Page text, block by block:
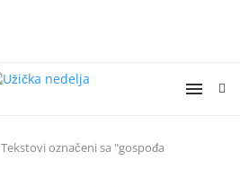
Tekstovi označeni sa "gospođa